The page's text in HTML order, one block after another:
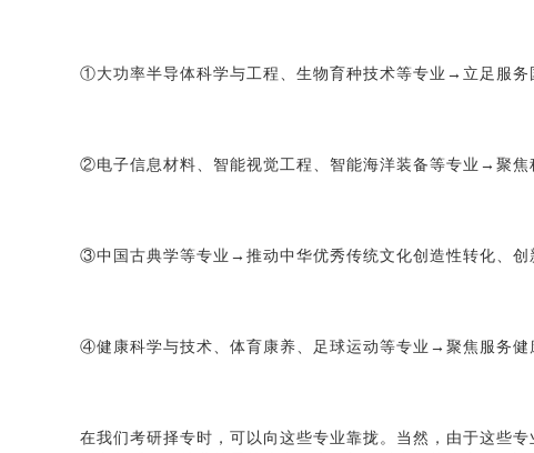
①大功率半导体科学与工程、生物育种技术等专业→立足服务
②电子信息材料、智能视觉工程、智能海洋装备等专业→聚焦
③中国古典学等专业→推动中华优秀传统文化创造性转化、创
④健康科学与技术、体育康养、足球运动等专业→聚焦服务健
在我们考研择专时，可以向这些专业靠拢。当然，由于这些